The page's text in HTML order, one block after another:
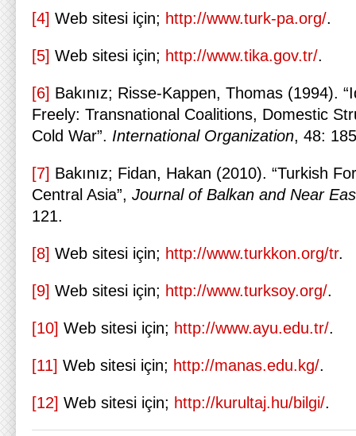
[4] Web sitesi için; http://www.turk-pa.org/.
[5] Web sitesi için; http://www.tika.gov.tr/.
[6] Bakınız; Risse-Kappen, Thomas (1994).
Freely: Transnational Coalitions, Domestic
Cold War”. International Organization, 48:
[7] Bakınız; Fidan, Hakan (2010). “Turkish
Central Asia”, Journal of Balkan and Near
121.
[8] Web sitesi için; http://www.turkkon.org/tr.
[9] Web sitesi için; http://www.turksoy.org/.
[10] Web sitesi için; http://www.ayu.edu.tr/.
[11] Web sitesi için; http://manas.edu.kg/.
[12] Web sitesi için; http://kurultaj.hu/bilgi/.